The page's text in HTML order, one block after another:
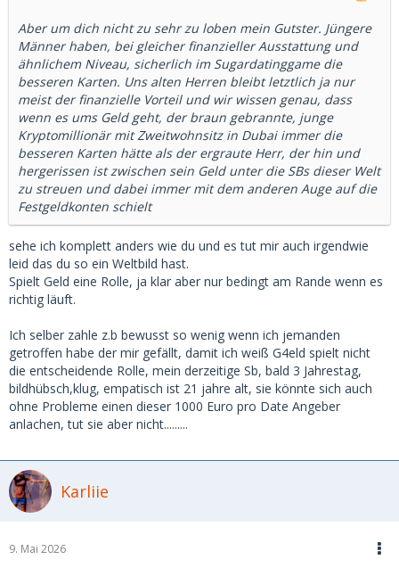
Ich fand einfach die Bemerkung über
Daseinsberechtigungen unfair
Aber um dich nicht zu sehr zu loben mein Gutster. Jüngere
Männer haben, bei gleicher finanzieller Ausstattung und
ähnlichem Niveau, sicherlich im Sugardatinggame die
besseren Karten. Uns alten Herren bleibt letztlich ja nur
meist der finanzielle Vorteil und wir wissen genau, dass
wenn es ums Geld geht, der braun gebrannte, junge
Kryptomillionär mit Zweitwohnsitz in Dubai immer die
besseren Karten hätte als der ergraute Herr, der hin und
hergerissen ist zwischen sein Geld unter die SBs dieser Welt
zu streuen und dabei immer mit dem anderen Auge auf die
Festgeldkonten schielt
sehe ich komplett anders wie du und es tut mir auch irgendwie
leid das du so ein Weltbild hast.
Spielt Geld eine Rolle, ja klar aber nur bedingt am Rande wenn es
richtig läuft.
Ich selber zahle z.b bewusst so wenig wenn ich jemanden
getroffen habe der mir gefällt, damit ich weiß G4eld spielt nicht
die entscheidende Rolle, mein derzeitige Sb, bald 3 Jahrestag,
bildhübsch,klug, empatisch ist 21 jahre alt, sie könnte sich auch
ohne Probleme einen dieser 1000 Euro pro Date Angeber
anlachen, tut sie aber nicht.........
Karliie
9. Mai 2026